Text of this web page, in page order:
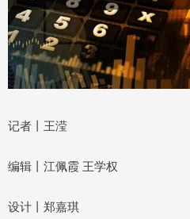
记者丨王滢
编辑丨江佩霞 王学权
设计丨郑嘉琪